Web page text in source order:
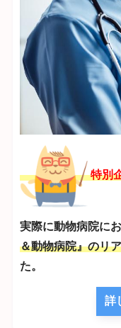
特別
実際に動物病院に
＆動物病院』のリ
た。
詳